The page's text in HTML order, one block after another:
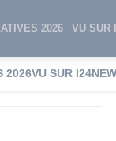
2026 VU SUR
2026VU SUR